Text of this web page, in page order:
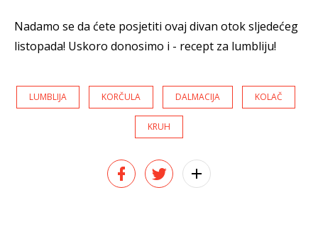
Nadamo se da ćete posjetiti ovaj divan otok sljedećeg
listopada! Uskoro donosimo i - recept za lumbliju!
LUMBLIJA KORČULA DALMACIJA KOLAČ
KRUH